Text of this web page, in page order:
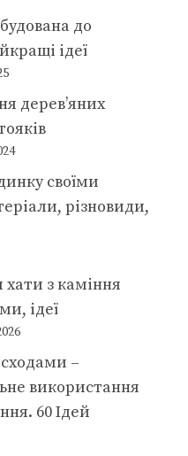
до
ідеї
дерев’яних
своїми
різновиди,
з каміння
ідеї
–
використання
60 Ідей